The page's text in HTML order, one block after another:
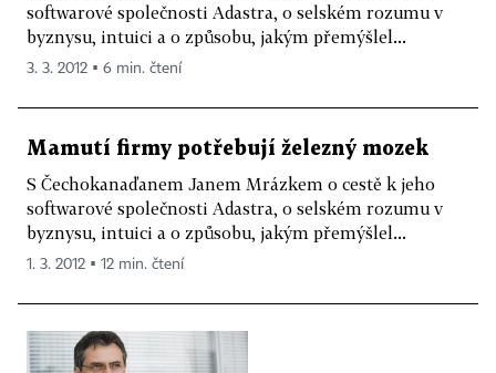
softwarové společnosti Adastra, o selském rozumu v
byznysu, intuici a o způsobu, jakým přemýšlel...
3. 3. 2012 ▪ 6 min. čtení
Mamutí firmy potřebují železný mozek
S Čechokanaďanem Janem Mrázkem o cestě k jeho
softwarové společnosti Adastra, o selském rozumu v
byznysu, intuici a o způsobu, jakým přemýšlel...
1. 3. 2012 ▪ 12 min. čtení